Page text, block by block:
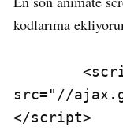
kodlarıma
src="//
</script>